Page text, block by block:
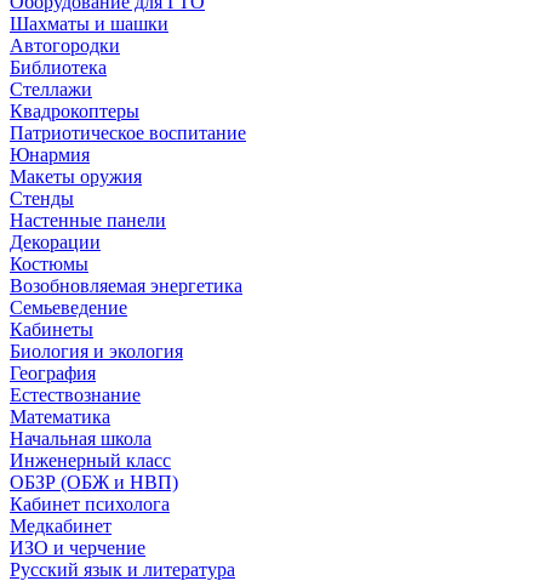
Шахматы и шашки
Автогородки
Библиотека
Стеллажи
Квадрокоптеры
Патриотическое воспитание
Юнармия
Макеты оружия
Стенды
Настенные панели
Декорации
Костюмы
Возобновляемая энергетика
Семьеведение
Кабинеты
Биология и экология
География
Естествознание
Математика
Начальная школа
Инженерный класс
ОБЗР (ОБЖ и НВП)
Кабинет психолога
Медкабинет
ИЗО и черчение
Русский язык и литература